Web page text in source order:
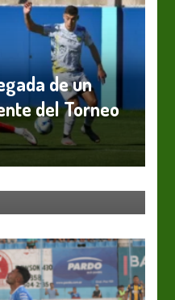
de un
del Torneo
All Boys y